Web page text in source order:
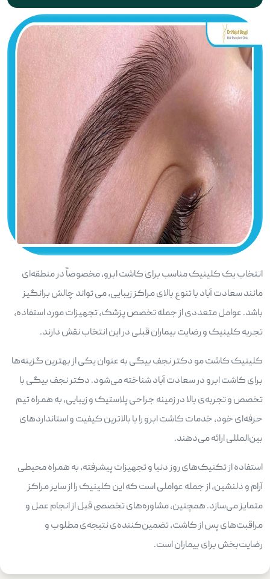
انتخاب یک کلینیک مناسب برای کاشت ابرو، مخصوصاً در منطقه‌ای
مانند سعادت آباد با تنوع بالای مراکز زیبایی، می تواند چالش برانگیز
باشد. عوامل متعددی از جمله تخصص پزشک، تجهیزات مورد استفاده،
تجربه کلینیک و رضایت بیماران قبلی در این انتخاب نقش دارند.
کلینیک کاشت مو دکتر نجف بیگی به عنوان یکی از بهترین گزینه‌ها
برای کاشت ابرو در سعادت آباد شناخته می‌شود. دکتر نجف بیگی با
تخصص و تجربه‌ی بالا در زمینه جراحی پلاستیک و زیبایی، به همراه تیم
حرفه‌ای خود، خدمات کاشت ابرو را با بالاترین کیفیت و استانداردهای
بین‌المللی ارائه می‌دهند.
استفاده از تکنیک‌های روز دنیا و تجهیزات پیشرفته، به همراه محیطی
آرام و دلنشین، از جمله عواملی است که این کلینیک را از سایر مراکز
متمایز می‌سازد. همچنین، مشاوره‌های تخصصی قبل از انجام عمل و
مراقبت‌های پس از کاشت، تضمین‌کننده‌ی نتیجه‌ی مطلوب و
رضایت‌بخش برای بیماران است.